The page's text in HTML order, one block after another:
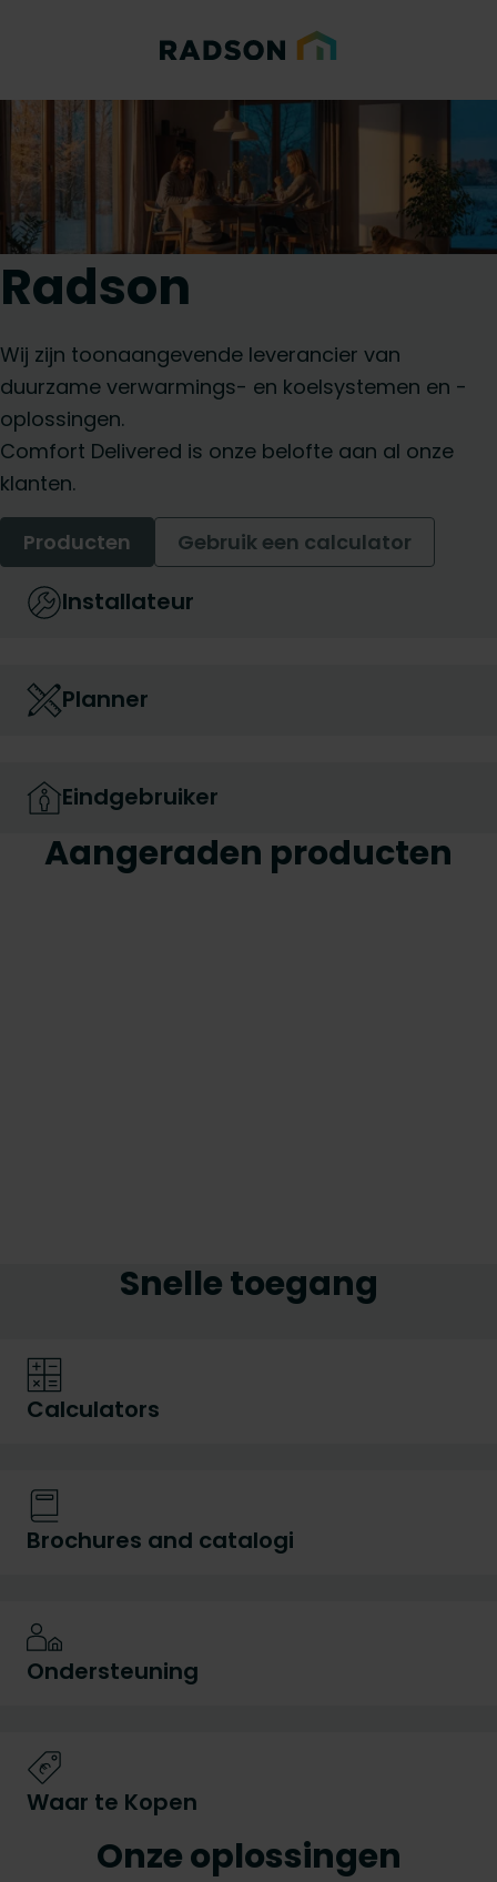
Radson
Wij zijn toonaangevende leverancier van
duurzame verwarmings- en koelsystemen en -
oplossingen.
Comfort Delivered is onze belofte aan al onze
klanten.
Producten Gebruik een calculator
Installateur
Planner
Eindgebruiker
Aangeraden producten
Snelle toegang
Calculators
Brochures and catalogi
Ondersteuning
Waar te Kopen
Onze oplossingen